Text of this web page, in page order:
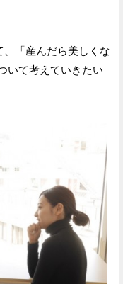
「産んだら美しくな
いて考えていきたい